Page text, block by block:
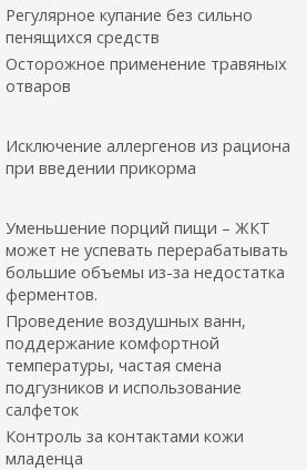
Регулярное купание без сильно
пенящихся средств
Осторожное применение травяных
отваров
Исключение аллергенов из рациона
при введении прикорма
Уменьшение порций пищи – ЖКТ
может не успевать перерабатывать
большие объемы из-за недостатка
ферментов.
Проведение воздушных ванн,
поддержание комфортной
температуры, частая смена
подгузников и использование
салфеток
Контроль за контактами кожи
младенца